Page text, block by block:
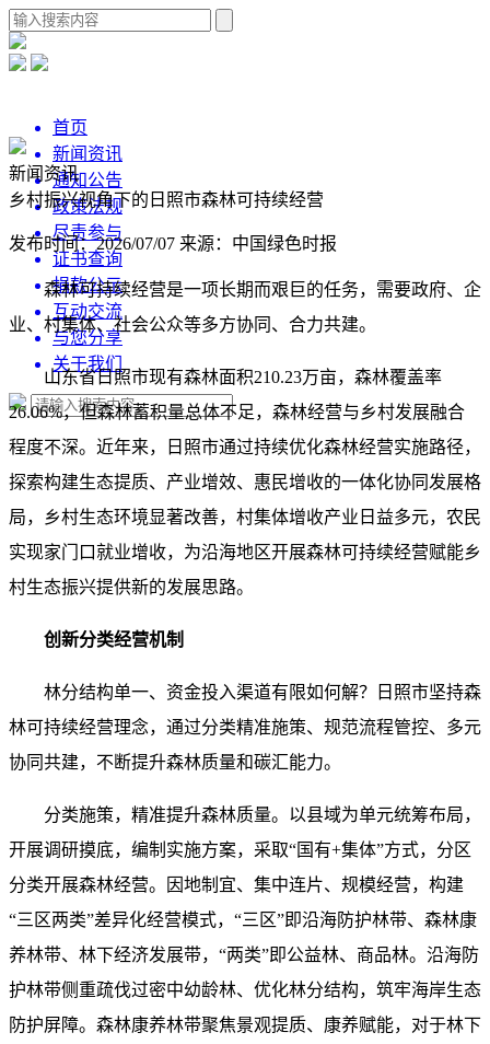
首页
新闻资讯
通知公告
政策法规
尽责参与
证书查询
捐款公示
互动交流
与您分享
关于我们
新闻资讯
乡村振兴视角下的日照市森林可持续经营
发布时间：2026/07/07 来源：中国绿色时报
森林可持续经营是一项长期而艰巨的任务，需要政府、企
业、村集体、社会公众等多方协同、合力共建。
山东省日照市现有森林面积210.23万亩，森林覆盖率
26.06%，但森林蓄积量总体不足，森林经营与乡村发展融合
程度不深。近年来，日照市通过持续优化森林经营实施路径，
探索构建生态提质、产业增效、惠民增收的一体化协同发展格
局，乡村生态环境显著改善，村集体增收产业日益多元，农民
实现家门口就业增收，为沿海地区开展森林可持续经营赋能乡
村生态振兴提供新的发展思路。
创新分类经营机制
林分结构单一、资金投入渠道有限如何解？日照市坚持森
林可持续经营理念，通过分类精准施策、规范流程管控、多元
协同共建，不断提升森林质量和碳汇能力。
分类施策，精准提升森林质量。以县域为单元统筹布局，
开展调研摸底，编制实施方案，采取“国有+集体”方式，分区
分类开展森林经营。因地制宜、集中连片、规模经营，构建
“三区两类”差异化经营模式，“三区”即沿海防护林带、森林康
养林带、林下经济发展带，“两类”即公益林、商品林。沿海防
护林带侧重疏伐过密中幼龄林、优化林分结构，筑牢海岸生态
防护屏障。森林康养林带聚焦景观提质、康养赋能，对于林下